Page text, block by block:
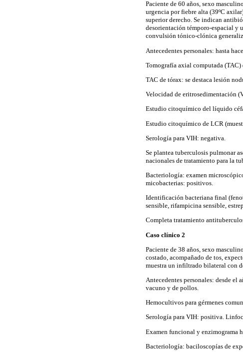
Paciente de 60 años, sexo
urgencia por fiebre alta (39ºC
superior derecho. Se indican
desorientación témporo-espacial y
convulsión tónico-clónica
Antecedentes personales: hasta
Tomografía axial computada (TAC)
TAC de tórax: se destaca lesión
Velocidad de eritrosedimentación
Estudio citoquímico del líquido
Estudio citoquímico de LCR
Serología para VIH: negativa.
Se plantea tuberculosis pulmonar
nacionales de tratamiento para la
Bacteriología: examen
micobacterias: positivos.
Identificación bacteriana final
sensible, rifampicina sensible,
Completa tratamiento
Caso clínico 2
Paciente de 38 años, sexo
costado, acompañado de tos,
muestra un infiltrado bilateral con
Antecedentes personales: desde el
vacuno y de pollos.
Hemocultivos para gérmenes
Serología para VIH: positiva.
Examen funcional y enzimograma
Bacteriología: baciloscopías de